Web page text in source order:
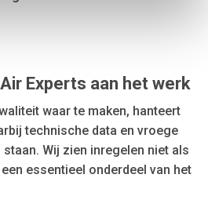
content and ads, to
information that you’ve
they’ve collected from your use
Experts aan het werk
waar te maken, hanteert
technische data en vroege
Wij zien inregelen niet als
essentieel onderdeel van het